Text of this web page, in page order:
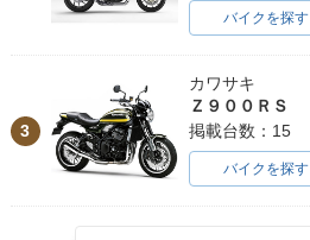
バイクを探す
3
カワサキ
Ｚ９００ＲＳ
掲載台数：15
バイクを探す